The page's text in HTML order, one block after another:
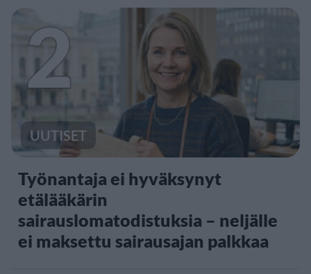
2
UUTISET
Työnantaja ei hyväksynyt
etälääkärin
sairauslomatodistuksia – neljälle
ei maksettu sairausajan palkkaa